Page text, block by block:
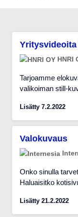
HNRI
Tarjoamme
valikoiman still-
Lisätty 7.2.2022
Valokuvaus
Onko sinulla
Haluaisitko
Lisätty 21.2.2022